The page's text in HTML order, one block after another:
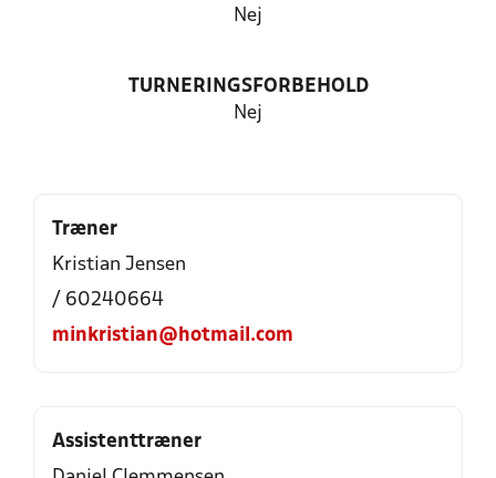
Nej
TURNERINGSFORBEHOLD
Nej
Træner
Kristian Jensen
/ 60240664
minkristian@hotmail.com
Assistenttræner